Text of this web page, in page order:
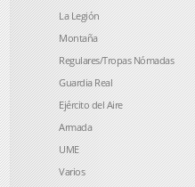
La Legión
Montaña
Regulares/Tropas Nómadas
Guardia Real
Ejército del Aire
Armada
UME
Varios